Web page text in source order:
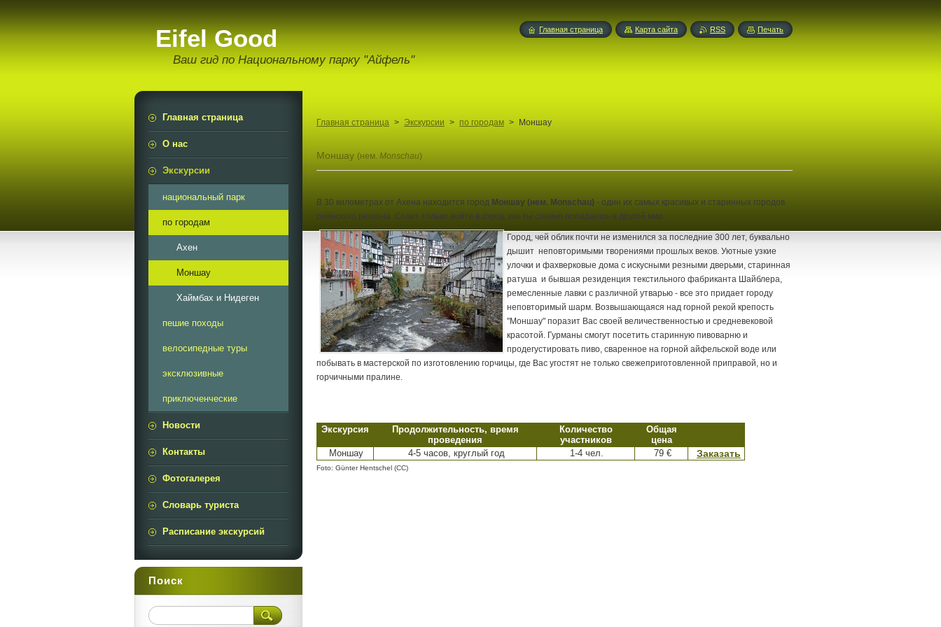
Еifel Good
Ваш гид по Национальному парку "Айфель"
Главная страница > Экскурсии > по городам > Моншау
Моншау (нем. Monschau)
В 30 километрах от Ахена находится город Моншау (нем. Monschau) - один их самых красивых и старинных городов
рейнского региона. Стоит только войти в город, как ты словно попадаешь в другой мир.
Город, чей облик почти не изменился за последние 300 лет, буквально
дышит неповторимыми творениями прошлых веков. Уютные узкие
улочки и фахверковые дома с искусными резными дверьми, старинная
ратуша и бывшая резиденция текстильного фабриканта Шайблера,
ремесленные лавки с различной утварью - все это придает городу
неповторимый шарм. Возвышающаяся над горной рекой крепость
"Моншау" поразит Вас своей величественностью и средневековой
красотой. Гурманы смогут посетить старинную пивоварню и
продегустировать пиво, сваренное на горной айфельской воде или
побывать в мастерской по изготовлению горчицы, где Вас угостят не только свежеприготовленной приправой, но и
горчичными пралине.
Экскурсия
Продолжительность, время
проведения
Количество
участников
Общая
цена
Моншау
4-5 часов, круглый год 1-4 чел. 79 € Заказать
Foto: Günter Hentschel (CC)
Главная страница
О нас
Экскурсии
национальный парк
по городам
Ахен
Моншау
Хаймбах и Нидеген
пешие походы
велосипедные туры
эксклюзивные
приключенческие
Новости
Контакты
Фотогалерея
Словарь туриста
Расписание экскурсий
Поиск
Главная страница Карта сайта RSS Печать